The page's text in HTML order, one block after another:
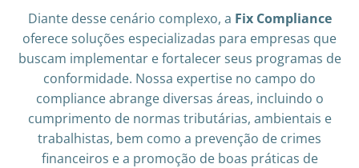
Diante desse cenário complexo, a Fix Compliance
oferece soluções especializadas para empresas que
buscam implementar e fortalecer seus programas de
conformidade. Nossa expertise no campo do
compliance abrange diversas áreas, incluindo o
cumprimento de normas tributárias, ambientais e
trabalhistas, bem como a prevenção de crimes
financeiros e a promoção de boas práticas de